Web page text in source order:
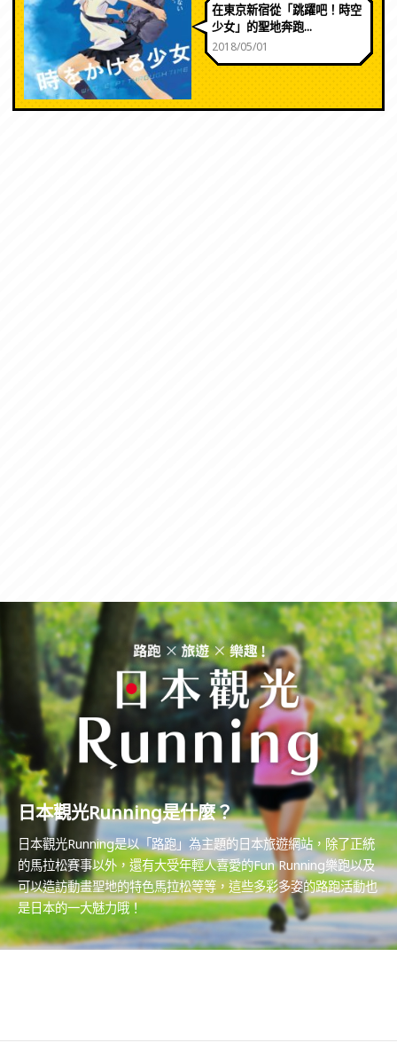
在東京新宿從「跳躍吧！時空
少女」的聖地奔跑...
2018/05/01
日本觀光Running是什麼？
日本觀光Running是以「路跑」為主題的日本旅遊網站，除了正統
的馬拉松賽事以外，還有大受年輕人喜愛的Fun Running樂跑以及
可以造訪動畫聖地的特色馬拉松等等，這些多彩多姿的路跑活動也
是日本的一大魅力哦！